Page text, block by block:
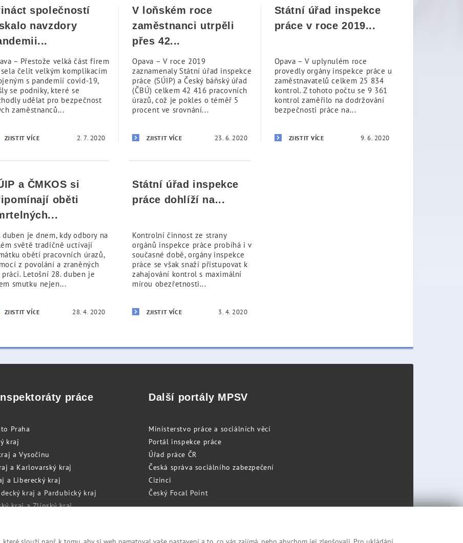
společností
navzdory
– Přestože velká část firem
čelit velkým komplikacím
s pandemií covid-19,
se podniky, které se
udělat pro bezpečnost
zaměstnanců...
ZJISTIT VÍCE 2. 7. 2020
V loňském roce
zaměstnanci utrpěli
přes 42...
Opava – V roce 2019
zaznamenaly Státní úřad inspekce
práce (SÚIP) a Český báňský úřad
(ČBÚ) celkem 42 416 pracovních
úrazů, což je pokles o téměř 5
procent ve srovnání...
ZJISTIT VÍCE 23. 6. 2020
Státní úřad inspekce
práce v roce 2019...
Opava – V uplynulém roce
provedly orgány inspekce práce u
zaměstnavatelů celkem 25 834
kontrol. Z tohoto počtu se 9 361
kontrol zaměřilo na dodržování
bezpečnosti práce na...
ZJISTIT VÍCE 9. 6. 2020
a ČMKOS si
oběti
duben je dnem, kdy odbory na
světě tradičně uctívají
obětí pracovních úrazů,
z povolání a zraněných
práci. Letošní 28. duben je
smutku nejen...
ZJISTIT VÍCE 28. 4. 2020
Státní úřad inspekce
práce dohlíží na...
Kontrolní činnost ze strany
orgánů inspekce práce probíhá i v
současné době, orgány inspekce
práce se však snaží přistupovat k
zahajování kontrol s maximální
mírou obezřetnosti...
ZJISTIT VÍCE 3. 4. 2020
práce
Praha
kraj
a Vysočinu
a Karlovarský kraj
a Liberecký kraj
kraj a Pardubický kraj
kraj a Zlínský kraj
kraj a Olomoucký kraj
Další portály MPSV
Ministerstvo práce a sociálních věcí
Portál inspekce práce
Úřad práce ČR
Česká správa sociálního zabezpečení
Cizinci
Český Focal Point